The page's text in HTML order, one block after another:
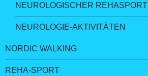
NEUROLOGISCHER REHASPORT
NEUROLOGIE-AKTIVITÄTEN
NORDIC WALKING
REHA-SPORT